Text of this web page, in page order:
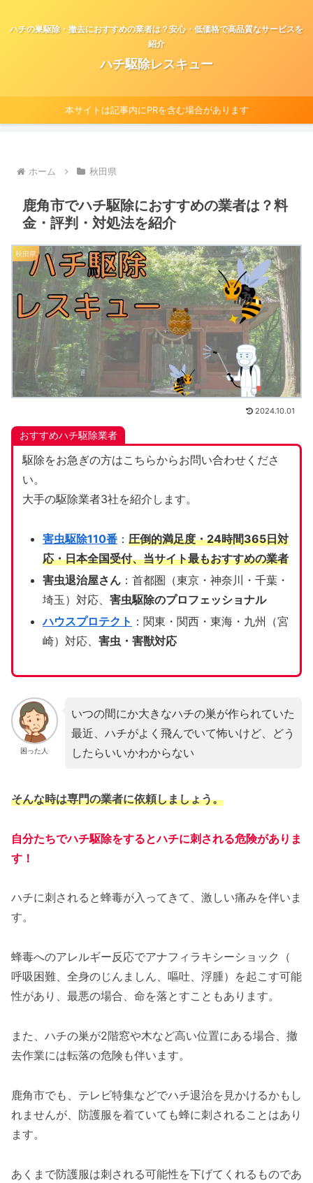
ハチの巣駆除・撤去におすすめの業者は？安心・低価格で高品質なサービスを
紹介
ハチ駆除レスキュー
本サイトは記事内にPRを含む場合があります
ホーム 秋田県
鹿角市でハチ駆除におすすめの業者は？料
金・評判・対処法を紹介
秋田県
2024.10.01
おすすめハチ駆除業者
駆除をお急ぎの方はこちらからお問い合わせくださ
い。
大手の駆除業者3社を紹介します。
害虫駆除110番： 圧倒的満足度・24時間365日対
応・日本全国受付、当サイト最もおすすめの業者
害虫退治屋さん：首都圏（東京・神奈川・千葉・
埼玉）対応、 害虫駆除のプロフェッショナル
ハウスプロテクト ：関東・関西・東海・九州（宮
崎）対応、 害虫・害獣対応
困った人
いつの間にか大きなハチの巣が作られていた
最近、ハチがよく飛んでいて怖いけど、どう
したらいいかわからない
そんな時は専門の業者に依頼しましょう。
自分たちでハチ駆除をするとハチに刺される危険がありま
す！
ハチに刺されると蜂毒が入ってきて、激しい痛みを伴いま
す。
蜂毒へのアレルギー反応でアナフィラキシーショック（
呼吸困難、全身のじんましん、嘔吐、浮腫）を起こす可能
性があり、最悪の場合、命を落とすこともあります。
また、ハチの巣が2階窓や木など高い位置にある場合、撤
去作業には転落の危険も伴います。
鹿角市でも、テレビ特集などでハチ退治を見かけるかもし
れませんが、防護服を着ていても蜂に刺されることはあり
ます。
あくまで防護服は刺される可能性を下げてくれるものであ